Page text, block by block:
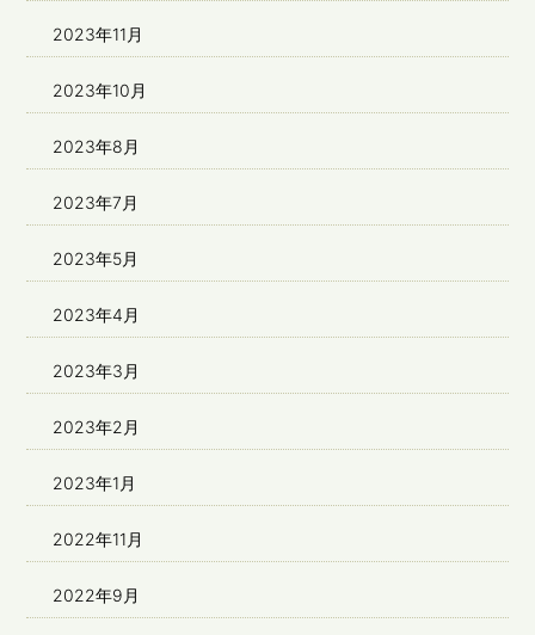
2023年11月
2023年10月
2023年8月
2023年7月
2023年5月
2023年4月
2023年3月
2023年2月
2023年1月
2022年11月
2022年9月